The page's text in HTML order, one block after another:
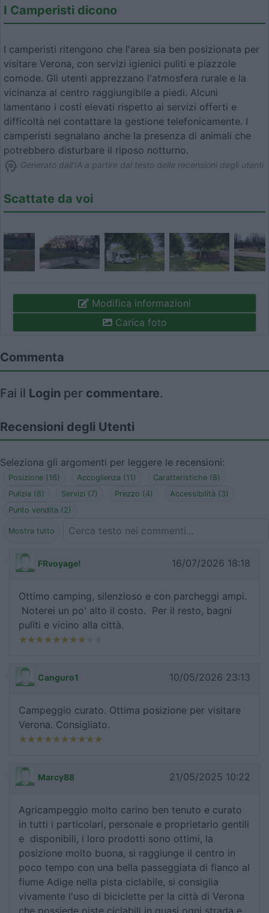
I Camperisti dicono
I camperisti ritengono che l'area sia ben posizionata per
visitare Verona, con servizi igienici puliti e piazzole
comode. Gli utenti apprezzano l'atmosfera rurale e la
vicinanza al centro raggiungibile a piedi. Alcuni
lamentano i costi elevati rispetto ai servizi offerti e
difficoltà nel contattare la gestione telefonicamente. I
camperisti segnalano anche la presenza di animali che
potrebbero disturbare il riposo notturno.
Generato dall'IA a partire dal testo delle recensioni degli utenti
Scattate da voi
Modifica informazioni
Carica foto
Commenta
Fai il Login per commentare.
Recensioni degli Utenti
Seleziona gli argomenti per leggere le recensioni:
Posizione (16) Accoglienza (11)
Caratteristiche (8)
Pulizia (8)
Servizi (7) Prezzo (4)
Accessibilità (3)
Punto vendita (2)
Mostra tutto
FRvoyage! 16/07/2026 18:18
Ottimo camping, silenzioso e con parcheggi ampi.
Noterei un po' alto il costo. Per il resto, bagni
puliti e vicino alla città.
Canguro1 10/05/2026 23:13
Campeggio curato. Ottima posizione per visitare
Verona. Consigliato.
Marcy88 21/05/2025 10:22
Agricampeggio molto carino ben tenuto e curato
in tutti i particolari, personale e proprietario gentili
e disponibili, i loro prodotti sono ottimi, la
posizione molto buona, si raggiunge il centro in
poco tempo con una bella passeggiata di fianco al
fiume Adige nella pista ciclabile, si consiglia
vivamente l'uso di biciclette per la città di Verona